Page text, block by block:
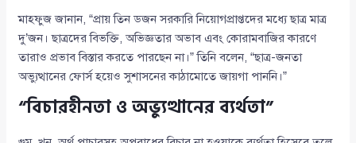
মাহফুজ জানান, “প্রায় তিন ডজন সরকারি নিয়োগপ্রাপ্তদের মধ্যে ছাত্র মাত্র
দু’জন। ছাত্রদের বিভক্তি, অভিজ্ঞতার অভাব এবং কোরামবাজির কারণে
তারাও প্রভাব বিস্তার করতে পারছেন না।” তিনি বলেন, “ছাত্র-জনতা
অভ্যুত্থানের ফোর্স হয়েও সুশাসনের কাঠামোতে জায়গা পাননি।”
“বিচারহীনতা ও অভ্যুত্থানের ব্যর্থতা”